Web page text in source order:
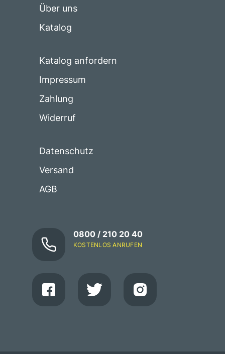
Über uns
Katalog
Katalog anfordern
Impressum
Zahlung
Widerruf
Datenschutz
Versand
AGB
0800 / 210 20 40
KOSTENLOS ANRUFEN